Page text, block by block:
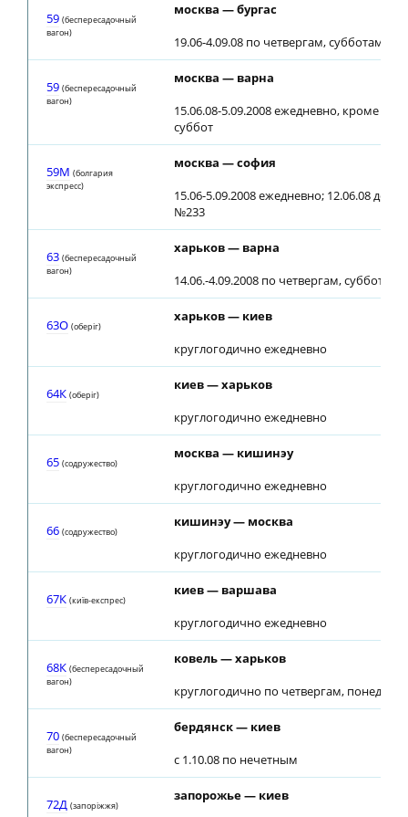
59 (беспересадочный
вагон)
москва — бургас
19.06-4.09.08 по четвергам, субботам
59 (беспересадочный
вагон)
москва — варна
15.06.08-5.09.2008 ежедневно, кроме
суббот
59М (болгария
экспресс)
москва — софия
15.06-5.09.2008 ежедневно; 12.06.08 до
№233
63 (беспересадочный
вагон)
харьков — варна
14.06.-4.09.2008 по четвергам, субботам
63О (оберiг)
харьков — киев
круглогодично ежедневно
64К (оберiг)
киев — харьков
круглогодично ежедневно
65 (содружество)
москва — кишинэу
круглогодично ежедневно
66 (содружество)
кишинэу — москва
круглогодично ежедневно
67К (київ-експрес)
киев — варшава
круглогодично ежедневно
68К (беспересадочный
вагон)
ковель — харьков
круглогодично по четвергам,
70 (беспересадочный
вагон)
бердянск — киев
с 1.10.08 по нечетным
72Д (запорiжжя)
запорожье — киев